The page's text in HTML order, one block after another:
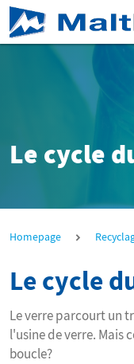
Le cycle
Homepage
Le cycle
Le verre parcourt un
l'usine de verre. Mais
boucle?